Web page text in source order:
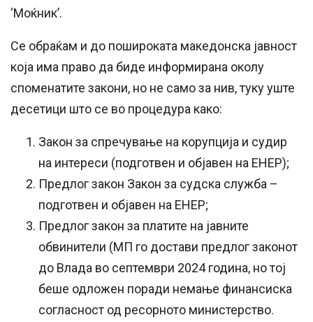
‘Моќник’.
Се обраќам и до пошироката македонска јавност
која има право да биде информирана околу
споменатите закони, но не само за нив, туку уште
десетици што се во процедура како:
Закон за спречување на корупција и судир
на интереси (подготвен и објавен на ЕНЕР);
Предлог закон Закон за судска служба –
подготвен и објавен на ЕНЕР;
Предлог закон за платите на јавните
обвинители (МП го достави предлог законот
до Влада во септември 2024 година, но тој
беше одложен поради немање финансиска
согласност од ресорното министерство.